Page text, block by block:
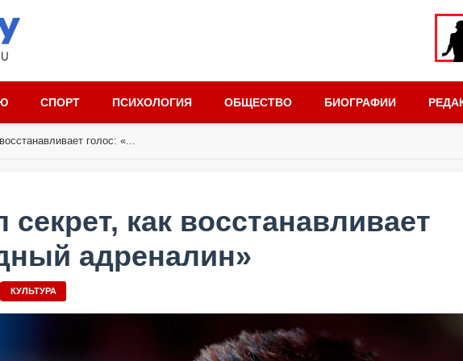
СПОРТ ПСИХОЛОГИЯ ОБЩЕСТВО БИОГРАФИИ
голос: «...
как восстанавливает
адреналин»
КУЛЬТУРА